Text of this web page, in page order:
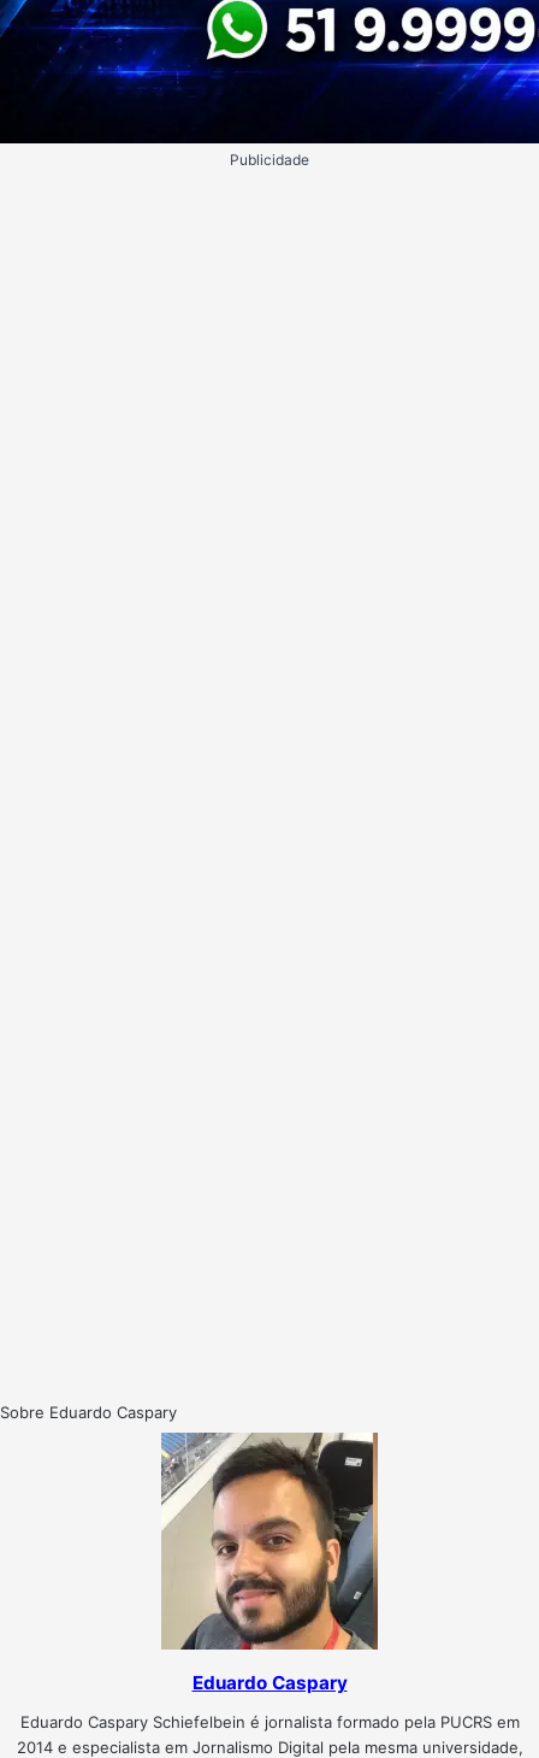
Publicidade
Sobre Eduardo Caspary
Eduardo Caspary
Eduardo Caspary Schiefelbein é jornalista formado pela PUCRS em
2014 e especialista em Jornalismo Digital pela mesma universidade,